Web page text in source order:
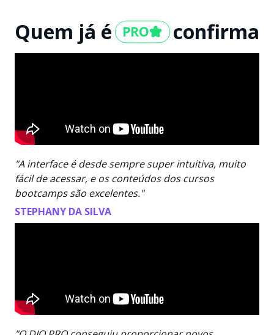
Quem já é confirma
"A interface é desde sempre super intuitiva, muito
fácil de acessar, e os conteúdos dos cursos
bootcamps são excelentes."
STEPHANY DA SILVA